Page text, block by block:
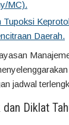
MC).
Tupoksi
Daerah.
jadwal
Diklat